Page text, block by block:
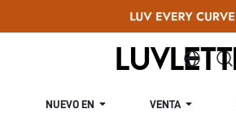
NUEVO EN VENTA